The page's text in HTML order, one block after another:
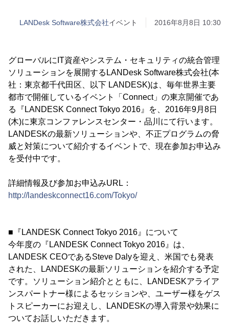
LANDesk Software株式会社イベント 2016年8月8日 10:30
グローバルにIT資産やシステム・セキュリティの統合管理
ソリューションを展開するLANDesk Software株式会社(本
社：東京都千代田区、以下 LANDESK)は、毎年世界主要
都市で開催しているイベント「Connect」の東京開催であ
る『LANDESK Connect Tokyo 2016』を、2016年9月8日
(木)に東京コンファレンスセンター・品川にて行います。
LANDESKの最新ソリューションや、不正プログラムの脅
威と対策について紹介するイベントで、現在参加お申込み
を受付中です。
詳細情報及び参加お申込みURL：
http://landeskconnect16.com/Tokyo/
■『LANDESK Connect Tokyo 2016』について
今年度の『LANDESK Connect Tokyo 2016』は、
LANDESK CEOであるSteve Dalyを迎え、米国でも発表
された、LANDESKの最新ソリューションを紹介する予定
です。ソリューション紹介とともに、LANDESKアライア
ンスパートナー様によるセッションや、ユーザー様をゲス
トスピーカーにお迎えし、LANDESKの導入背景や効果に
ついてお話しいただきます。